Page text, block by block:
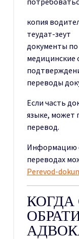
копия
теудат-зеут
документы
медицинские
переводы
Если часть
языке, может
перевод.
Информацию
переводах
Perevod-
КОГДА